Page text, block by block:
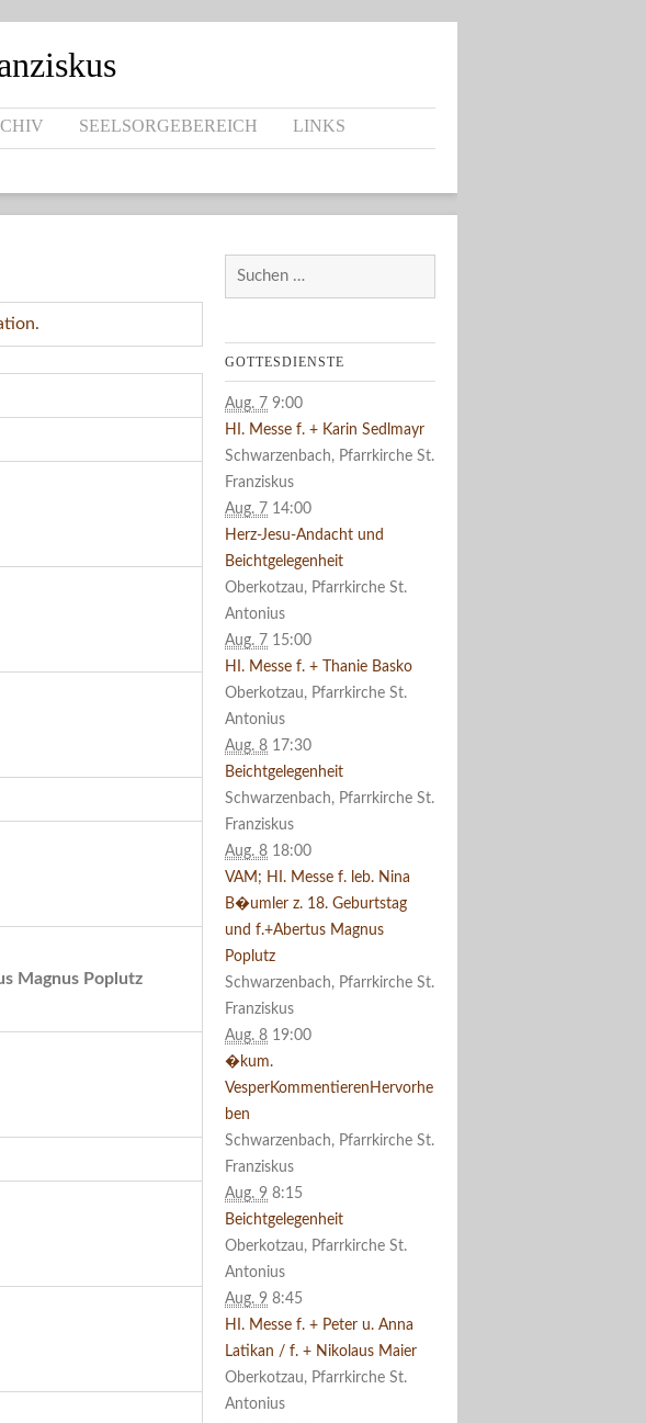
SEELSORGEBEREICH LINKS
Magnus Poplutz
Suchen
GOTTESDIENSTE
Aug. 7 9:00
HI. Messe f. + Karin Sedlmayr
Schwarzenbach, Pfarrkirche St.
Franziskus
Aug. 7 14:00
Herz-Jesu-Andacht und
Beichtgelegenheit
Oberkotzau, Pfarrkirche St.
Antonius
Aug. 7 15:00
HI. Messe f. + Thanie Basko
Oberkotzau, Pfarrkirche St.
Antonius
Aug. 8 17:30
Beichtgelegenheit
Schwarzenbach, Pfarrkirche St.
Franziskus
Aug. 8 18:00
VAM; HI. Messe f. leb. Nina
B�umler z. 18. Geburtstag
und f.+Abertus Magnus
Poplutz
Schwarzenbach, Pfarrkirche St.
Franziskus
Aug. 8 19:00
�kum.
VesperKommentierenHervorhe
ben
Schwarzenbach, Pfarrkirche St.
Franziskus
Aug. 9 8:15
Beichtgelegenheit
Oberkotzau, Pfarrkirche St.
Antonius
Aug. 9 8:45
HI. Messe f. + Peter u. Anna
Latikan / f. + Nikolaus Maier
Oberkotzau, Pfarrkirche St.
Antonius